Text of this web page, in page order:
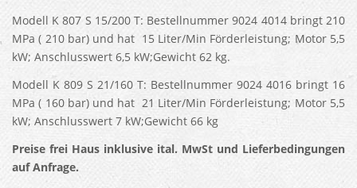
Modell K 807 S 15/200 T: Bestellnummer 9024 4014 bringt 210
MPa ( 210 bar) und hat 15 Liter/Min Förderleistung; Motor 5,5
kW; Anschlusswert 6,5 kW;Gewicht 62 kg.
Modell K 809 S 21/160 T: Bestellnummer 9024 4016 bringt 16
MPa ( 160 bar) und hat 21 Liter/Min Förderleistung; Motor 5,5
kW; Anschlusswert 7 kW;Gewicht 66 kg
Preise frei Haus inklusive ital. MwSt und Lieferbedingungen
auf Anfrage.